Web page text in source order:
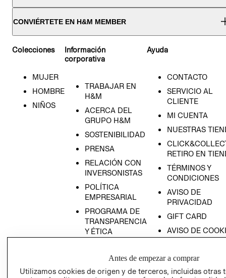
CONVIÉRTETE EN H&M MEMBER
Colecciones
MUJER
HOMBRE
NIÑOS
Información
corporativa
TRABAJAR EN
H&M
ACERCA DEL
GRUPO H&M
SOSTENIBILIDAD
PRENSA
RELACIÓN CON
INVERSONISTAS
POLÍTICA
EMPRESARIAL
PROGRAMA DE
TRANSPARENCIA
Y ÉTICA
PROGRAMA DE
Y ÉTICA (INGLÉS)
Ayuda
CONTACTO
SERVICIO AL
CLIENTE
MI CUENTA
NUESTRAS
RETIRO EN
TÉRMINOS Y
CONDICIONES
AVISO DE
PRIVACIDAD
GIFT CARD
AVISO DE
COMERCIO - SIC
Antes de empezar a comprar
Utilizamos cookies de origen y de terceros, incluidas otras